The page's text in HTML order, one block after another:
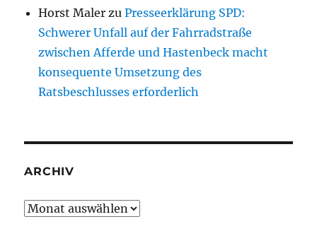
Horst Maler zuPresseerklärung SPD:
Schwerer Unfall auf der Fahrradstraße
zwischen Afferde und Hastenbeck macht
konsequente Umsetzung des
Ratsbeschlusses erforderlich
ARCHIV
Archiv